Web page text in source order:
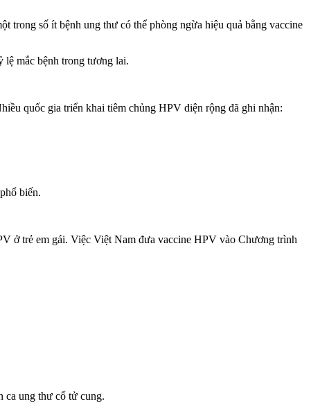
số ít bệnh ung thư có thể phòng ngừa hiệu quả bằng vaccine
lệ mắc bệnh trong tương lai.
quốc gia triển khai tiêm chủng HPV diện rộng đã ghi nhận:
biến.
ở trẻ em gái. Việc Việt Nam đưa vaccine HPV vào Chương trình
ca ung thư cổ tử cung.